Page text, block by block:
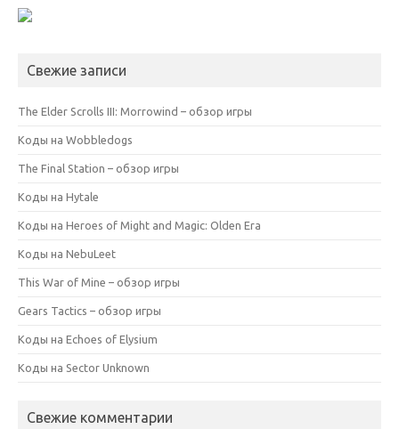
Свежие записи
The Elder Scrolls III: Morrowind – обзор игры
Коды на Wobbledogs
The Final Station – обзор игры
Коды на Hytale
Коды на Heroes of Might and Magic: Olden Era
Коды на NebuLeet
This War of Mine – обзор игры
Gears Tactics – обзор игры
Коды на Echoes of Elysium
Коды на Sector Unknown
Свежие комментарии